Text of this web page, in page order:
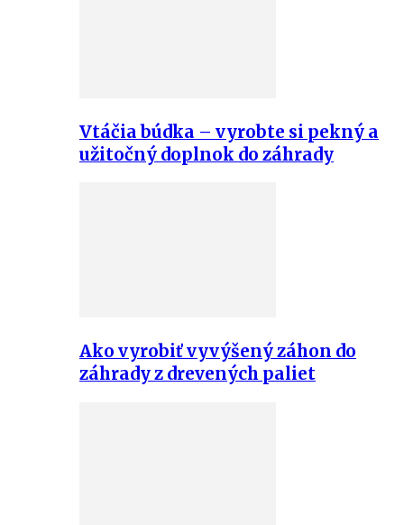
Vtáčia búdka – vyrobte si pekný a
užitočný doplnok do záhrady
Ako vyrobiť vyvýšený záhon do
záhrady z drevených paliet